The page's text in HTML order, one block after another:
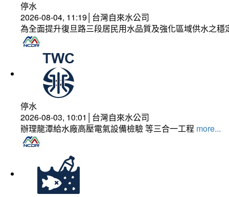
停水
2026-08-04, 11:19│台灣自來水公司
為全面提升復旦路三段居民用水品質及強化區域供水之
停水
2026-08-03, 10:01│台灣自來水公司
辦理龍潭給水廠高壓電氣設備檢驗 等三合一工程 more...